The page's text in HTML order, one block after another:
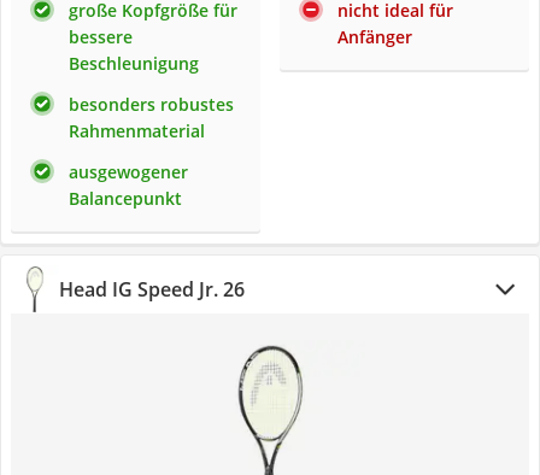
große Kopfgröße für
bessere
Beschleunigung
besonders robustes
Rahmenmaterial
ausgewogener
Balancepunkt
nicht ideal für
Anfänger
Head IG Speed Jr. 26